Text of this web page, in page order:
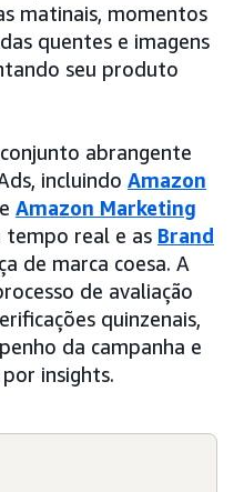
matinais, momentos
quentes e imagens
seu produto
abrangente
incluindo Amazon
e Amazon Marketing
tempo real e as Brand
de marca coesa. A
de avaliação
quinzenais,
da campanha e
insights.